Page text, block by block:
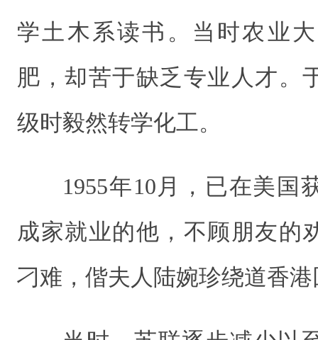
学土木系读书。当时农业
肥，却苦于缺乏专业人才。
级时毅然转学化工。
1955年10月，已在美国
成家就业的他，不顾朋友的
刁难，偕夫人陆婉珍绕道香